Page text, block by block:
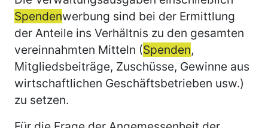
Spendenwerbung sind bei der Ermittlung
der Anteile ins Verhältnis zu den gesamten
vereinnahmten Mitteln (Spenden,
Mitgliedsbeiträge, Zuschüsse, Gewinne aus
wirtschaftlichen Geschäftsbetrieben usw.)
zu setzen.